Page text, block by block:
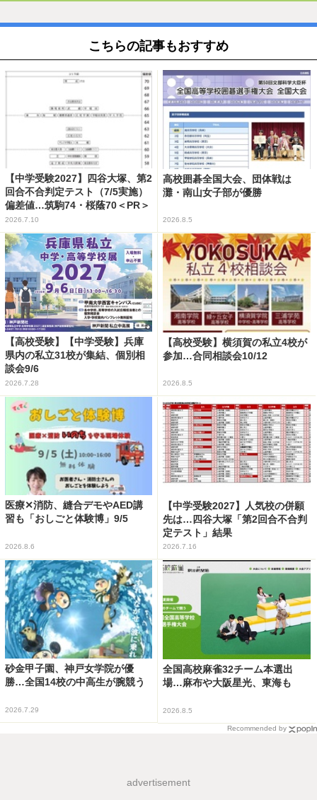
こちらの記事もおすすめ
【中学受験2027】四谷大塚、第2
回合不合判定テスト（7/5実施）
偏差値…筑駒74・桜蔭70＜PR＞
2026.7.10
高校囲碁全国大会、団体戦は
灘・南山女子部が優勝
2026.8.5
【高校受験】【中学受験】兵庫
県内の私立31校が集結、個別相
談会9/6
2026.7.28
【高校受験】横須賀の私立4校が
参加…合同相談会10/12
2026.8.5
医療✕消防、縫合デモやAED講
習も「おしごと体験博」9/5
2026.8.6
【中学受験2027】人気校の併願
先は…四谷大塚「第2回合不合判
定テスト」結果
2026.7.16
砂金甲子園、神戸女学院が優
勝…全国14校の中高生が腕競う
2026.7.29
全国高校麻雀32チーム本選出
場…麻布や大阪星光、東海も
2026.8.5
Recommended by
advertisement